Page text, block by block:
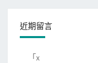
近期留言
「x